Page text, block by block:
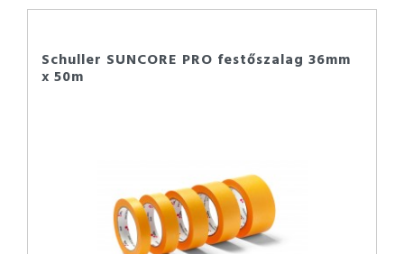
Schuller SUNCORE PRO festőszalag 36mm
x 50m